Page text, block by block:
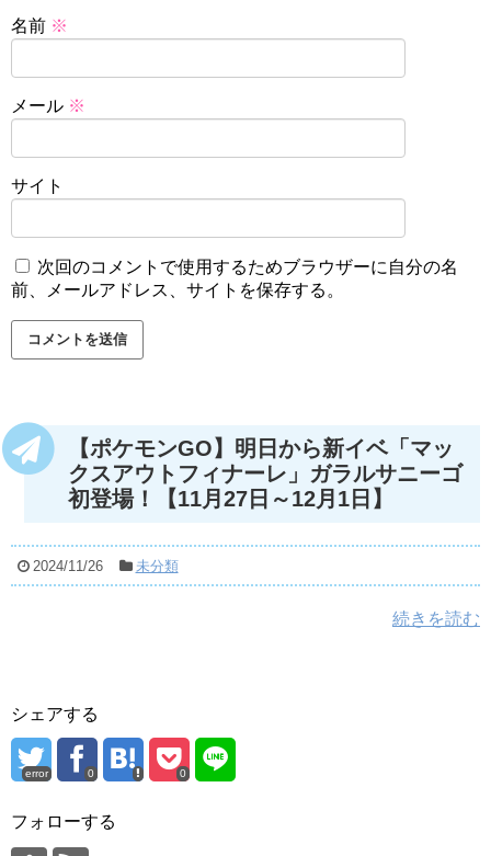
名前 ※
メール ※
サイト
次回のコメントで使用するためブラウザーに自分の名
前、メールアドレス、サイトを保存する。
【ポケモンGO】明日から新イベ「マッ
クスアウトフィナーレ」ガラルサニーゴ
初登場！【11月27日～12月1日】
2024/11/26 未分類
続きを読む
シェアする
error 0 0
フォローする